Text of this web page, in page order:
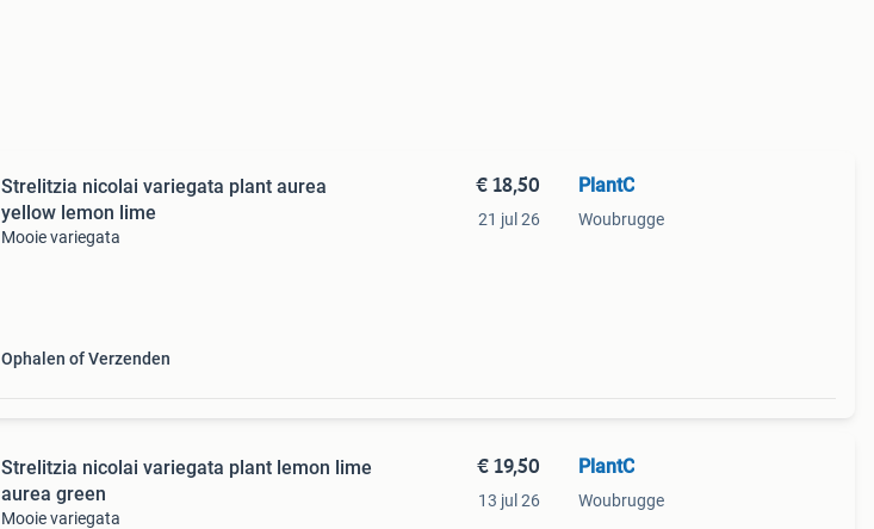
Strelitzia nicolai variegata plant aurea
yellow lemon lime
Mooie variegata
Ophalen of Verzenden
€ 18,50
21 jul 26
PlantC
Woubrugge
Strelitzia nicolai variegata plant lemon lime
aurea green
Mooie variegata
€ 19,50
13 jul 26
PlantC
Woubrugge